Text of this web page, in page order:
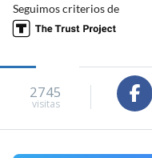
Seguimos criterios de
2745
visitas